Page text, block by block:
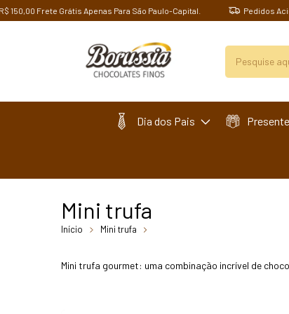
Frete Grátis Apenas Para São Paulo-Capital. Pedidos Acima
Dia dos Pais
Mini trufa
Início Mini trufa
Mini trufa gourmet: uma combinação incrível de